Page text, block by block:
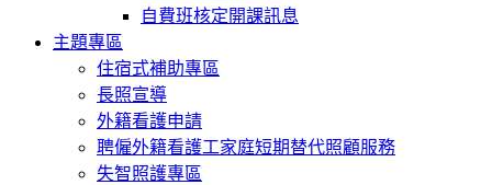
自費班核定開課訊息
主題專區
住宿式補助專區
長照宣導
外籍看護申請
聘僱外籍看護工家庭短期替代照顧服務
失智照護專區